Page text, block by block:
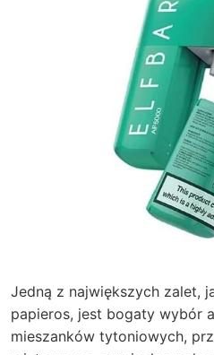
Jedną z największych zalet,
papieros, jest bogaty wybór
mieszanków tytoniowych,